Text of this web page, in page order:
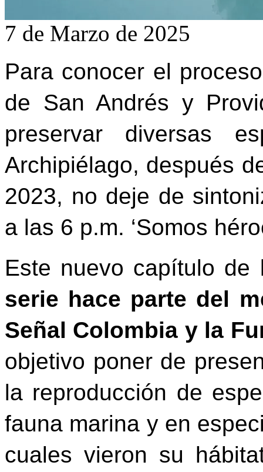
7 de Marzo de 2025
Para conocer el
de San Andrés y
preservar diversas
Archipiélago, después
2023, no deje de
a las 6 p.m. ‘Somos
Este nuevo capítulo
serie hace parte del
Señal Colombia y la
objetivo poner de
la reproducción de
fauna marina y en
cuales vieron su